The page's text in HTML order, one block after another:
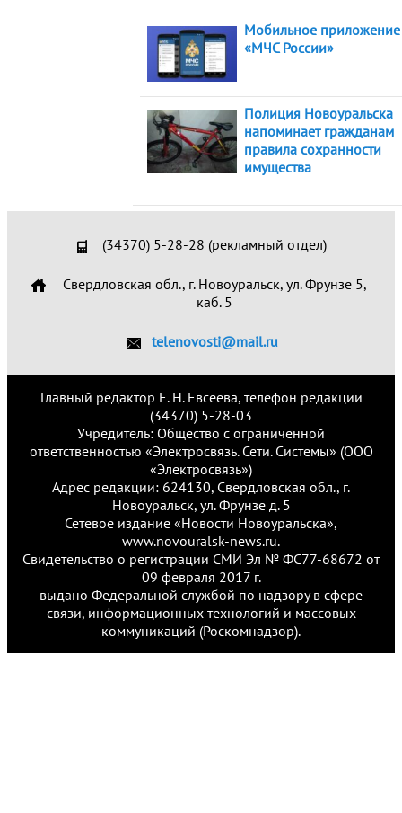
Мобильное приложение
«МЧС России»
Полиция Новоуральска
напоминает гражданам
правила сохранности
имущества
(34370) 5-28-28 (рекламный отдел)
Свердловская обл., г. Новоуральск, ул. Фрунзе 5,
каб. 5
telenovosti@mail.ru
Главный редактор Е. Н. Евсеева, телефон редакции
(34370) 5-28-03
Учредитель: Общество с ограниченной
ответственностью «Электросвязь. Сети. Системы» (ООО
«Электросвязь»)
Адрес редакции: 624130, Свердловская обл., г.
Новоуральск, ул. Фрунзе д. 5
Сетевое издание «Новости Новоуральска»,
www.novouralsk-news.ru.
Свидетельство о регистрации СМИ Эл № ФС77-68672 от
09 февраля 2017 г.
выдано Федеральной службой по надзору в сфере
связи, информационных технологий и массовых
коммуникаций (Роскомнадзор).